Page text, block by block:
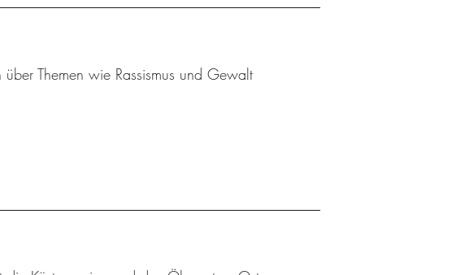
Themen wie Rassismus und Gewalt